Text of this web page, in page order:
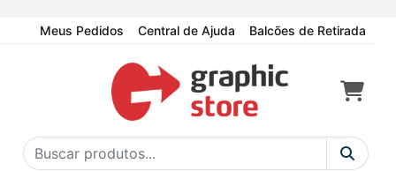
Meus Pedidos Central de Ajuda Balcões de Retirada